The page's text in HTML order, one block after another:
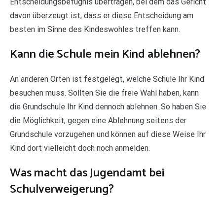
davon überzeugt ist, dass er diese Entscheidung am
besten im Sinne des Kindeswohles treffen kann.
Kann die Schule mein Kind ablehnen?
An anderen Orten ist festgelegt, welche Schule Ihr Kind
besuchen muss. Sollten Sie die freie Wahl haben, kann
die Grundschule Ihr Kind dennoch ablehnen. So haben Sie
die Möglichkeit, gegen eine Ablehnung seitens der
Grundschule vorzugehen und können auf diese Weise Ihr
Kind dort vielleicht doch noch anmelden.
Was macht das Jugendamt bei
Schulverweigerung?